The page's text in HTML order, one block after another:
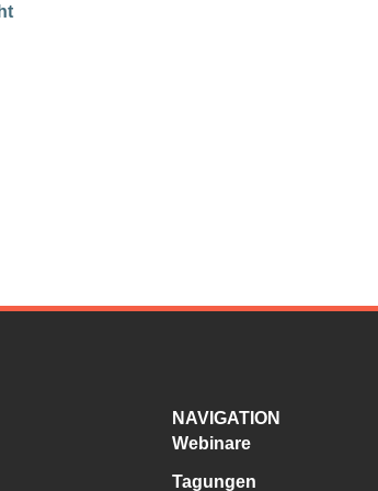
NAVIGATION
Webinare
Tagungen